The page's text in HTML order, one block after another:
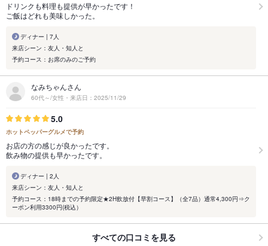
ドリンクも料理も提供が早かったです！
ご飯はどれも美味しかった。
ディナー | 7人
来店シーン：友人・知人と
予約コース：お席のみのご予約
なみちゃんさん
60代～/女性・来店日：2025/11/29
5.0
ホットペッパーグルメで予約
お店の方の感じが良かったです。
飲み物の提供も早かったです。
ディナー | 2人
来店シーン：友人・知人と
予約コース：18時までの予約限定★2H飲放付【早割コース】（全7品）通常4,300円⇒ク
ーポン利用3300円(税込）
すべての口コミを見る